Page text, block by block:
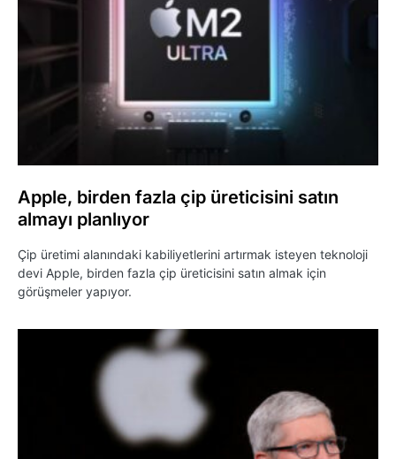
Apple, birden fazla çip üreticisini satın
almayı planlıyor
Çip üretimi alanındaki kabiliyetlerini artırmak isteyen teknoloji
devi Apple, birden fazla çip üreticisini satın almak için
görüşmeler yapıyor.